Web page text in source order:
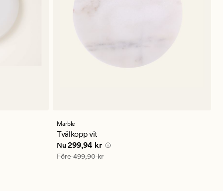
Marble
Tvålkopp vit
Nuvarande pris
Nu 299,94 kr
Ordinarie pris 499,90 kr
Före499,90 kr